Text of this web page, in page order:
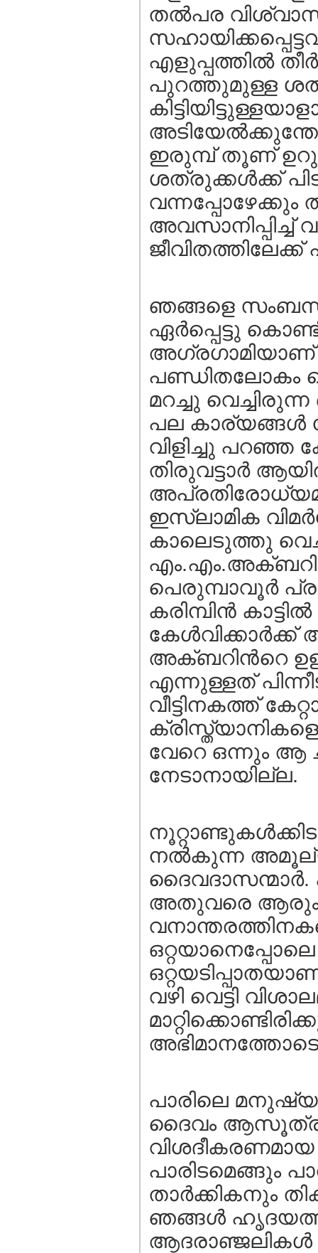
തല്‍പര
എളുപ്പത്തില്‍
പുറത്തുമുള്ള
ഇരുമ്പ് തൂണ്
ശത്രുക്കള്‍ക്ക്
അവസാനിപ്പിച്ച്
ഞങ്ങളെ
ഏര്‍പ്പെട്ടു
അഗ്രഗാമിയാണ്
പണ്ഡിതലോകം
മറച്ചു
പല കാര്യങ്ങള്‍
വിളിച്ചു പറഞ്ഞ
തിരുവട്ടാര്‍
ഇസ്ലാമിക
കാലെടുത്തു
പെരുമ്പാവൂര്‍
കരിമ്പിന്‍
അക്ബറിന്‍റെ
എന്നുള്ളത്
വീട്ടിനകത്ത്
വേറെ ഒന്നും ആ
നേടാനായില്ല.
നല്‍കുന്ന
അതുവരെ ആരും
വഴി വെട്ടി
അഭിമാനത്തോടെ
പാരിലെ
ദൈവം
പാരിടമെങ്ങും
താര്‍ക്കികനും
ഞങ്ങള്‍
ആദരാഞ്ജലികള്‍